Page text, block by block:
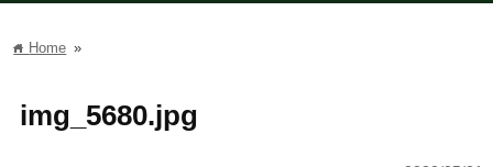
home Home »
img_5680.jpg